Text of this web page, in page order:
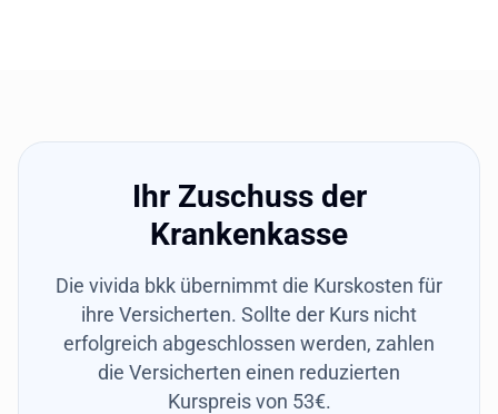
Ihr Zuschuss der
Krankenkasse
Die vivida bkk übernimmt die Kurskosten für
ihre Versicherten. Sollte der Kurs nicht
erfolgreich abgeschlossen werden, zahlen
die Versicherten einen reduzierten
Kurspreis von 53€.